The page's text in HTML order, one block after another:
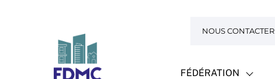
NOUS CONTACTER
FÉDÉRATION